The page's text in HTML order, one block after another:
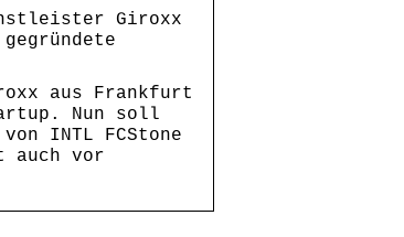
Giroxx
aus Frankfurt
Nun soll
INTL FCStone
auch vor